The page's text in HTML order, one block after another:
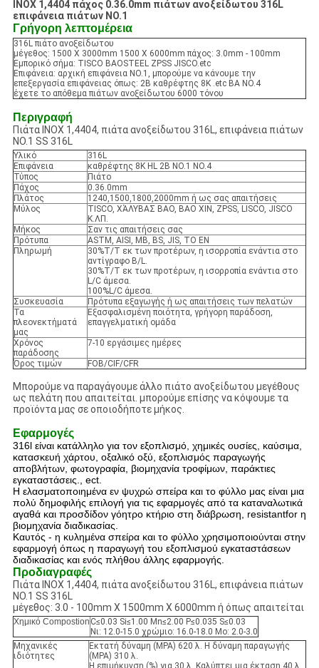
INOX 1,4404 πάχος 0.36.0mm πιάτων ανοξείδωτου 316L
επιφάνεια πιάτων NO.1
Γρήγορη λεπτομέρεια
316L πιάτο ανοξείδωτου
μέγεθος: 1500 X 3000mm 1500 X 6000mm πάχος: 3.0mm - 100mm
Εμπορικό σήμα: TISCO BAOSTEEL ZPSS JISCO.etc
Επιφάνεια: αρχική επιφάνεια NO.1, μπορούμε να κάνουμε την
επεξεργασία επιφάνειας όπως: 2B καθρέφτης 8K .etc BA NO.4
έχετε το απόθεμα πιάτων ανοξείδωτου 6000 τόνου
Περιγραφή
Πιάτα INOX 1,4404, πιάτα ανοξείδωτου 316L, επιφάνεια πιάτων
NO.1 SS 316L
Υλικό
316L
Επιφάνεια
καθρέφτης 8K HL 2B NO.1 NO.4
Τύπος
Πιάτο
Πάχος
0.36.0mm
Πλάτος
1240,1500,1800,2000mm ή ως σας απαιτήσεις
Μύλος
TISCO, ΧΆΛΥΒΑΣ BAO, BAO XIN, ZPSS, LISCO, JISCO
Κ.ΛΠ.
Μήκος
Σαν τις απαιτήσεις σας
Πρότυπα
ASTM, AISI, ΜΒ, BS, JIS, ΤΟ EN
Πληρωμή
30%T/T εκ των προτέρων, η ισορροπία ενάντια στο
αντίγραφο B/L.
30%T/T εκ των προτέρων, η ισορροπία ενάντια στο
L/C άμεσα.
100%L/C άμεσα.
Συσκευασία
Πρότυπα εξαγωγής ή ως απαιτήσεις των πελατών
Τα
πλεονεκτήματά
μας
Εξασφαλισμένη ποιότητα, γρήγορη παράδοση,
επαγγελματική ομάδα
Χρόνος
παράδοσης
7-10 εργάσιμες ημέρες
Όρος τιμών FOB/CIF/CFR
Μπορούμε να παραγάγουμε άλλο πιάτο ανοξείδωτου μεγέθους
ως πελάτη που απαιτείται. μπορούμε επίσης να κόψουμε τα
προϊόντα μας σε οποιοδήποτε μήκος.
Εφαρμογές
316l είναι κατάλληλο για τον εξοπλισμό, χημικές ουσίες, καύσιμα,
κατασκευή χάρτου, οξαλικό οξύ, εξοπλισμός παραγωγής
αποβλήτων, φωτογραφία, βιομηχανία τροφίμων, παράκτιες
εγκαταστάσεις., ect.
Η ελασματοποιημένα εν ψυχρώ σπείρα και το φύλλο μας είναι μια
πολύ δημοφιλής επιλογή για τις εφαρμογές από τα καταναλωτικά
αγαθά και προσδίδον γόητρο κτήριο στη διάβρωση, resistantfor η
βιομηχανία διαδικασίας.
Καυτός - η κυλημένα σπείρα και το φύλλο χρησιμοποιούνται στην
εφαρμογή όπως η παραγωγή του εξοπλισμού εγκαταστάσεων
διαδικασίας και ενός πλήθου άλλης εφαρμογής.
Προδιαγραφές
Πιάτα INOX 1,4404, πιάτα ανοξείδωτου 316L, επιφάνεια πιάτων
NO.1 SS 316L
μέγεθος: 3.0 - 100mm X 1500mm X 6000mm ή όπως απαιτείται
Χημικό Compostion C≤0.03 Si≤1.00 Mn≤2.00 P≤0.035 S≤0.03
Νι: 12.0-15.0 χρώμιο: 16.0-18.0 Mo: 2.0-3.0
Μηχανικές
ιδιότητες
Εκτατή δύναμη (MPA) 620 λ. Η δύναμη παραγωγής
(MPA) 310 λ.